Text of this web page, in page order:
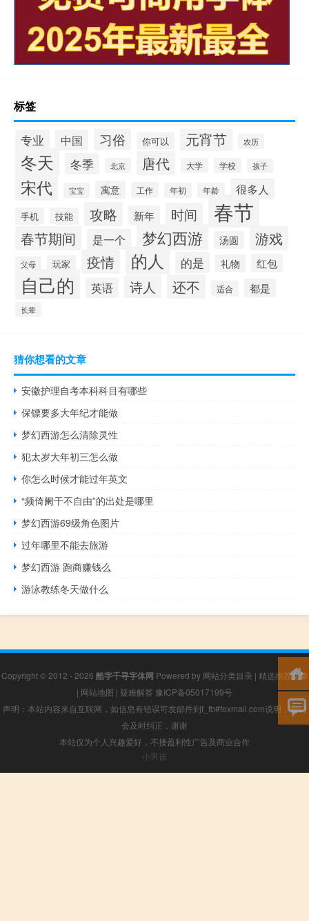
标签
专业 中国 习俗 你可以 元宵节 农历
冬天 冬季 北京 唐代 大学 学校 孩子
宋代 宝宝 寓意 工作 年初 年龄 很多人
手机 技能 攻略 新年 时间 春节
春节期间 是一个 梦幻西游 汤圆 游戏
父母 玩家 疫情 的人 的是 礼物 红包
自己的 英语 诗人 还不 适合 都是
长辈
猜你想看的文章
安徽护理自考本科科目有哪些
保镖要多大年纪才能做
梦幻西游怎么清除灵性
犯太岁大年初三怎么做
你怎么时候才能过年英文
“频倚阑干不自由”的出处是哪里
梦幻西游69级角色图片
过年哪里不能去旅游
梦幻西游 跑商赚钱么
游泳教练冬天做什么
Copyright © 2012 - 2026 酷字千寻字体网 Powered by 网站分类目录 | 精选推荐文章
| 网站地图 | 疑难解答 豫ICP备05017199号
声明：本站内容来自互联网，如信息有错误可发邮件到f_fb#foxmail.com说明，我们
会及时纠正，谢谢
本站仅为个人兴趣爱好，不接盈利性广告及商业合作
小男孩